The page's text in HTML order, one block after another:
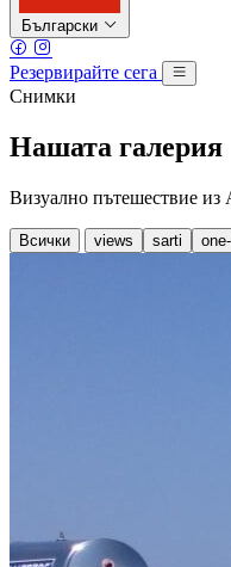
Български
Резервирайте сега
Снимки
Нашата галерия
Визуално пътешествие из
Всички views sarti